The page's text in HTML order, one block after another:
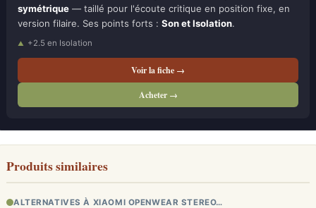
symétrique — taillé pour l'écoute critique en position fixe, en
version filaire. Ses points forts : Son et Isolation.
+2.5 en Isolation
Voir la fiche →
Acheter →
Produits similaires
ALTERNATIVES À XIAOMI OPENWEAR STEREO…